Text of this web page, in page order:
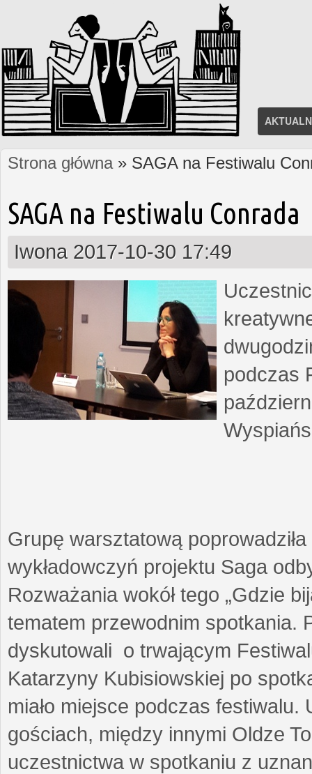
Jesteś tutaj
Strona główna» SAGA na Festiwalu
SAGA na Festiwalu Conrada
Iwona 2017-10-30 17:49
podczas
Grupę warsztatową
wykładowczyń projektu Saga
Rozważania wokół tego „Gdzie
tematem przewodnim spotkania.
dyskutowali o trwającym
Katarzyny Kubisiowskiej po
miało miejsce podczas
gościach, między innymi Oldze
uczestnictwa w spotkaniu z